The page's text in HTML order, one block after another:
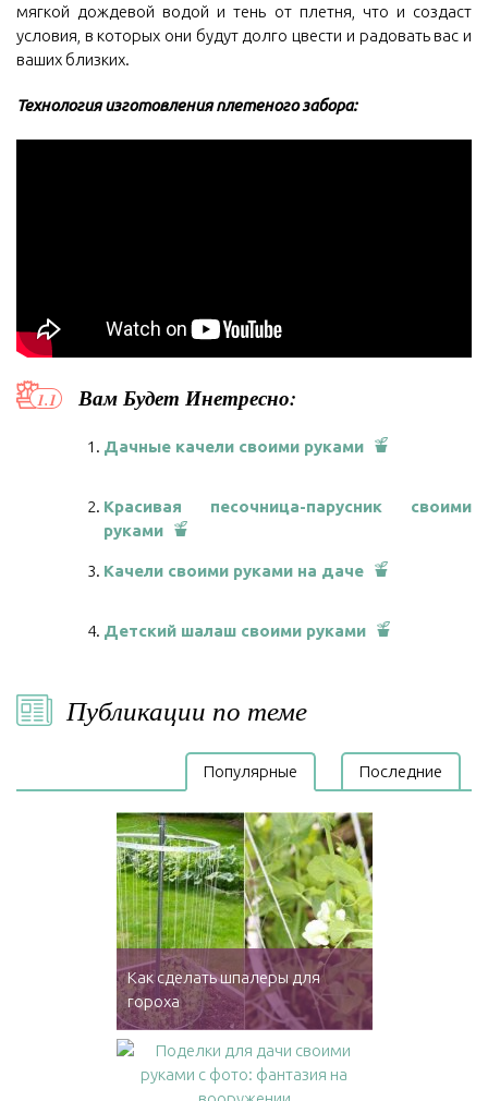
мягкой дождевой водой и тень от плетня, что и создаст
условия, в которых они будут долго цвести и радовать вас и
ваших близких.
Технология изготовления плетеного забора:
Вам Будет Инетресно:
Дачные качели своими руками
Красивая песочница-парусник своими
руками
Качели своими руками на даче
Детский шалаш своими руками
Публикации по теме
Популярные Последние
Как сделать шпалеры для
гороха